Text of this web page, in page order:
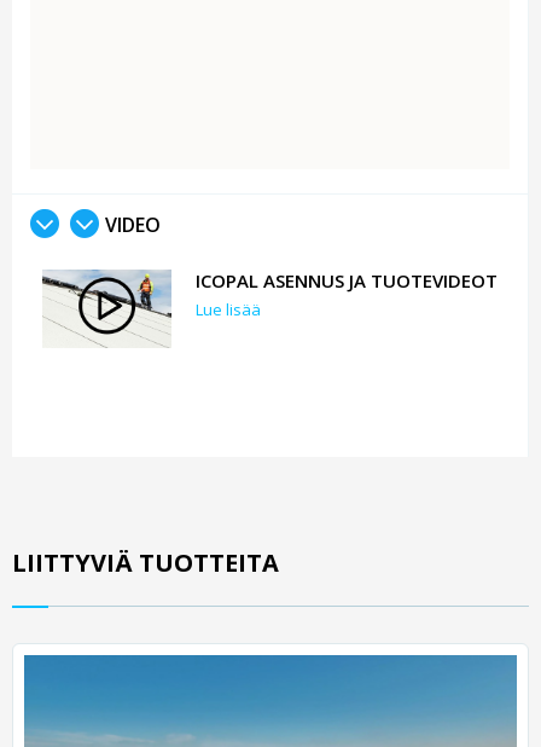
VIDEO
ICOPAL ASENNUS JA TUOTEVIDEOT
Lue lisää
LIITTYVIÄ TUOTTEITA